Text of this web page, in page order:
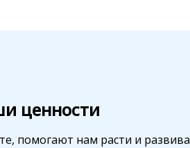
ценности
помогают нам расти и